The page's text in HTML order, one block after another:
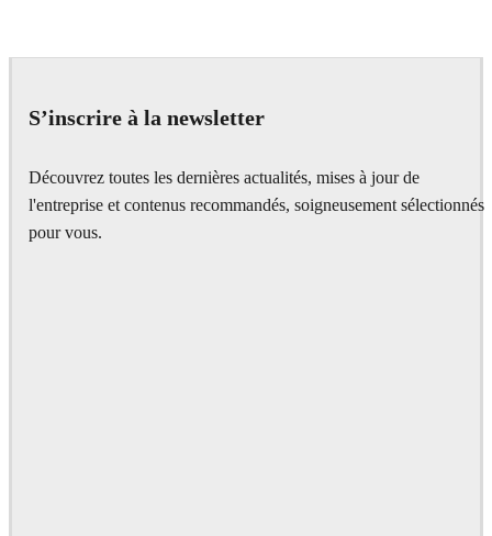
S’inscrire à la newsletter
Découvrez toutes les dernières actualités, mises à jour de
l'entreprise et contenus recommandés, soigneusement sélectionnés
pour vous.